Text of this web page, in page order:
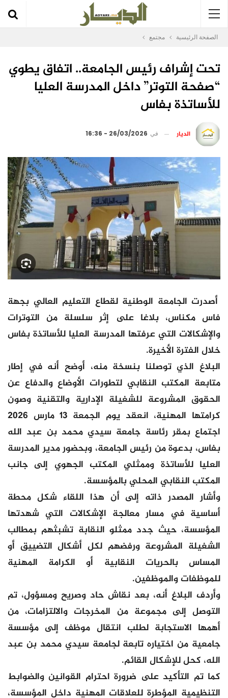
الصفحة الرئيسية مجتمع
تحت إشراف رئيس الجامعة.. اتفاق يطوي
“صفحة التوتر” داخل المدرسة العليا
للأساتذة بفاس
الديار في 26/03/2026 - 16:36
أصدرت الجامعة الوطنية لقطاع التعليم العالي بجهة
فاس مكناس، بلاغا على إثر سلسلة من التوترات
والإشكالات التي عرفتها المدرسة العليا للأساتذة بفاس
خلال الفترة الأخيرة.
البلاغ الذي توصلنا بنسخة منه، أوضح أنه في إطار
متابعة المكتب النقابي لتطورات الأوضاع والدفاع عن
الحقوق المشروعة للشغيلة الإدارية والتقنية وصون
كرامتها المهنية، انعقد يوم الجمعة 13 مارس 2026
اجتماع بمقر رئاسة جامعة سيدي محمد بن عبد الله
بفاس، بدعوة من رئيس الجامعة، وبحضور مدير المدرسة
العليا للأساتذة وممثلي المكتب الجهوي إلى جانب
المكتب النقابي المحلي بالمؤسسة.
وأشار المصدر ذاته إلى أن هذا اللقاء شكل محطة
أساسية في مسار معالجة الإشكالات التي شهدتها
المؤسسة، حيث جدد ممثلو النقابة تشبثهم بمطالب
الشغيلة المشروعة ورفضهم لكل أشكال التضييق أو
المساس بالحريات النقابية أو الكرامة المهنية
للموظفات والموظفين.
وأردف البلاغ أنه، بعد نقاش حاد وصريح ومسؤول، تم
التوصل إلى مجموعة من المخرجات والالتزامات، من
أهمها الاستجابة لطلب انتقال موظف إلى مؤسسة
جامعية من اختياره تابعة لجامعة سيدي محمد بن عبد
الله، كحل للإشكال القائم.
كما تم التأكيد على ضرورة احترام القوانين والضوابط
التنظيمية المؤطرة للعلاقات المهنية داخل المؤسسة،